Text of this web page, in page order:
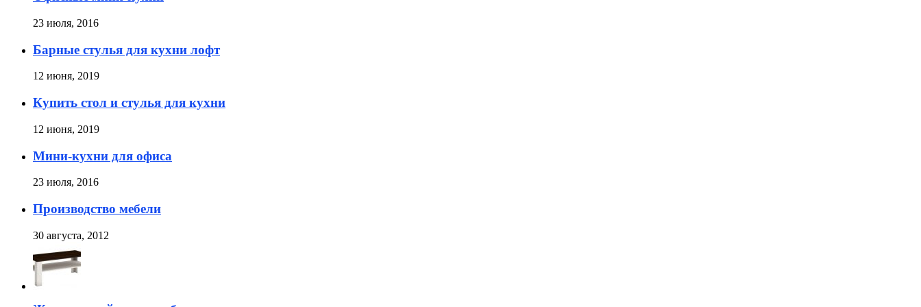
23 июля, 2016
Барные стулья для кухни лофт
12 июня, 2019
Купить стол и стулья для кухни
12 июня, 2019
Мини-кухни для офиса
23 июля, 2016
Производство мебели
30 августа, 2012